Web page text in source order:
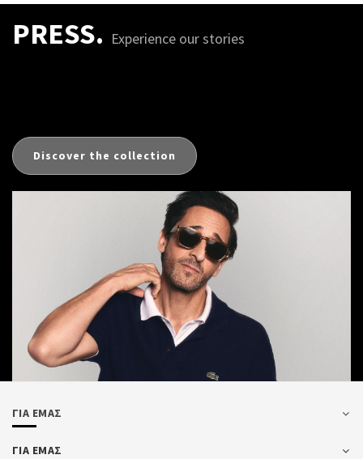
PRESS. Experience our stories
Discover the collection
ΓΙΑ ΕΜΑΣ
ΓΙΑ ΕΜΑΣ